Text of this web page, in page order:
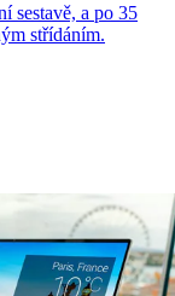
sestavě, a po 35
střídáním.